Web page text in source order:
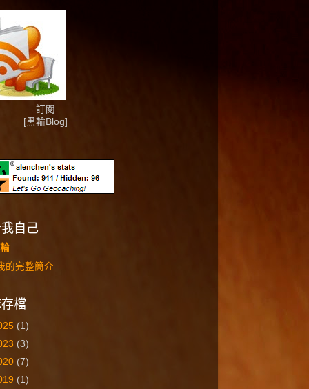
訂閱
[黑輪Blog]
自己
的完整簡介
檔
(1)
(3)
(7)
(1)